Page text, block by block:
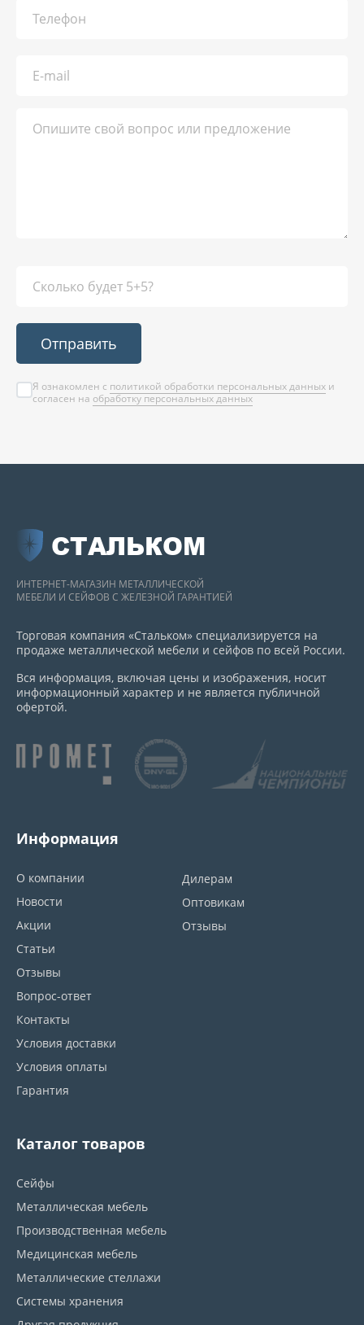
Отправить
Я ознакомлен с политикой обработки персональных данных и
согласен на обработку персональных данных
СТАЛЬКОМ
ИНТЕРНЕТ-МАГАЗИН МЕТАЛЛИЧЕСКОЙ
МЕБЕЛИ И СЕЙФОВ С ЖЕЛЕЗНОЙ ГАРАНТИЕЙ
Торговая компания «Стальком» специализируется на
продаже металлической мебели и сейфов по всей России.
Вся информация, включая цены и изображения, носит
информационный характер и не является публичной
офертой.
Информация
О компании
Новости
Акции
Статьи
Отзывы
Вопрос-ответ
Контакты
Условия доставки
Условия оплаты
Гарантия
Дилерам
Оптовикам
Отзывы
Каталог товаров
Сейфы
Металлическая мебель
Производственная мебель
Медицинская мебель
Металлические стеллажи
Системы хранения